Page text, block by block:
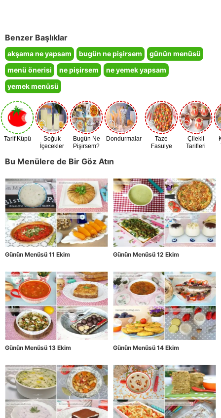
Benzer Başlıklar
akşama ne yapsam bugün ne pişirsem
günün menüsü
menü önerisi
ne pişirsem
ne yemek yapsam
yemek menüsü
Tarif Küpü
Soğuk
İçecekler
Bugün Ne
Pişirsem?
Dondurmalar
Taze
Fasulye
Çilekli
Tarifleri
Bu Menülere de Bir Göz Atın
Günün Menüsü 11 Ekim Günün Menüsü 12 Ekim
Günün Menüsü 13 Ekim Günün Menüsü 14 Ekim